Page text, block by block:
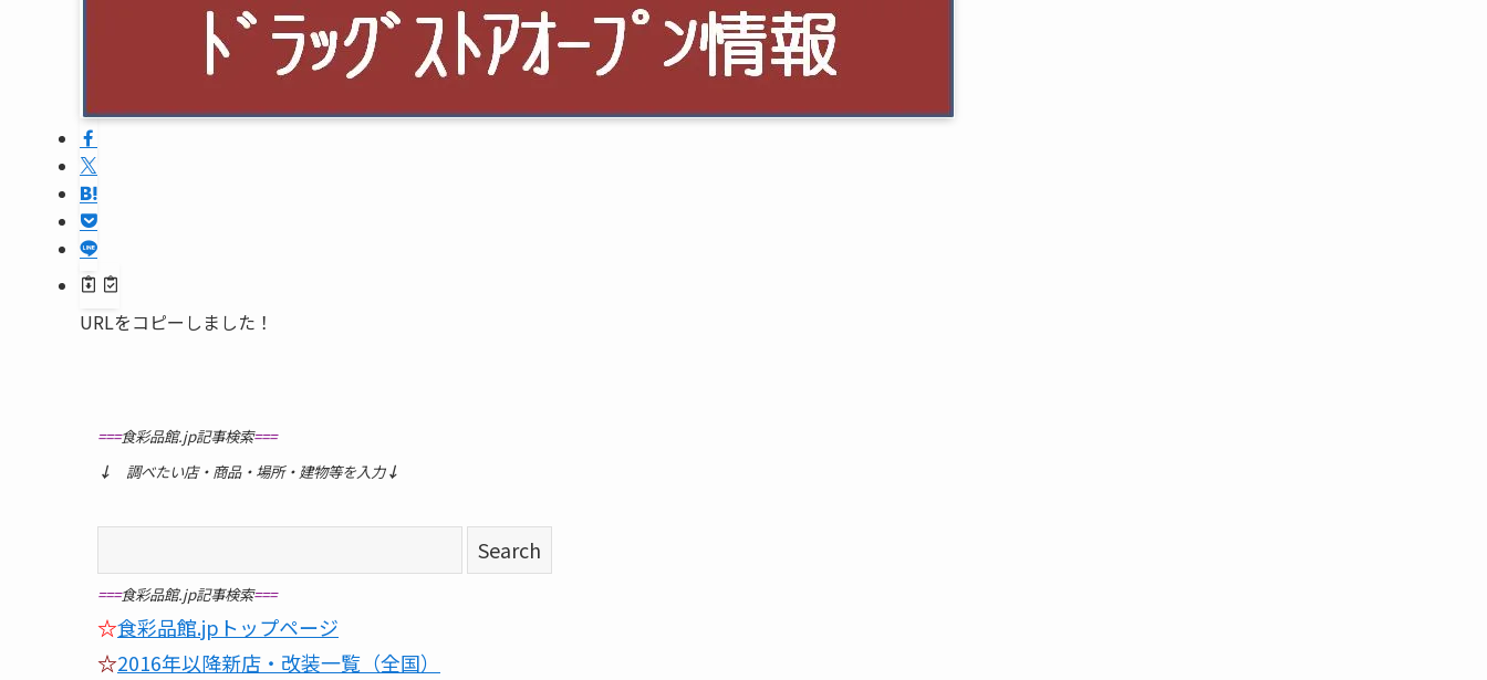
URLをコピーしました！
===食彩品館.jp記事検索===
↓ 調べたい店・商品・場所・建物等を入力↓
===食彩品館.jp記事検索===
☆食彩品館.jpトップページ
☆2016年以降新店・改装一覧（全国）